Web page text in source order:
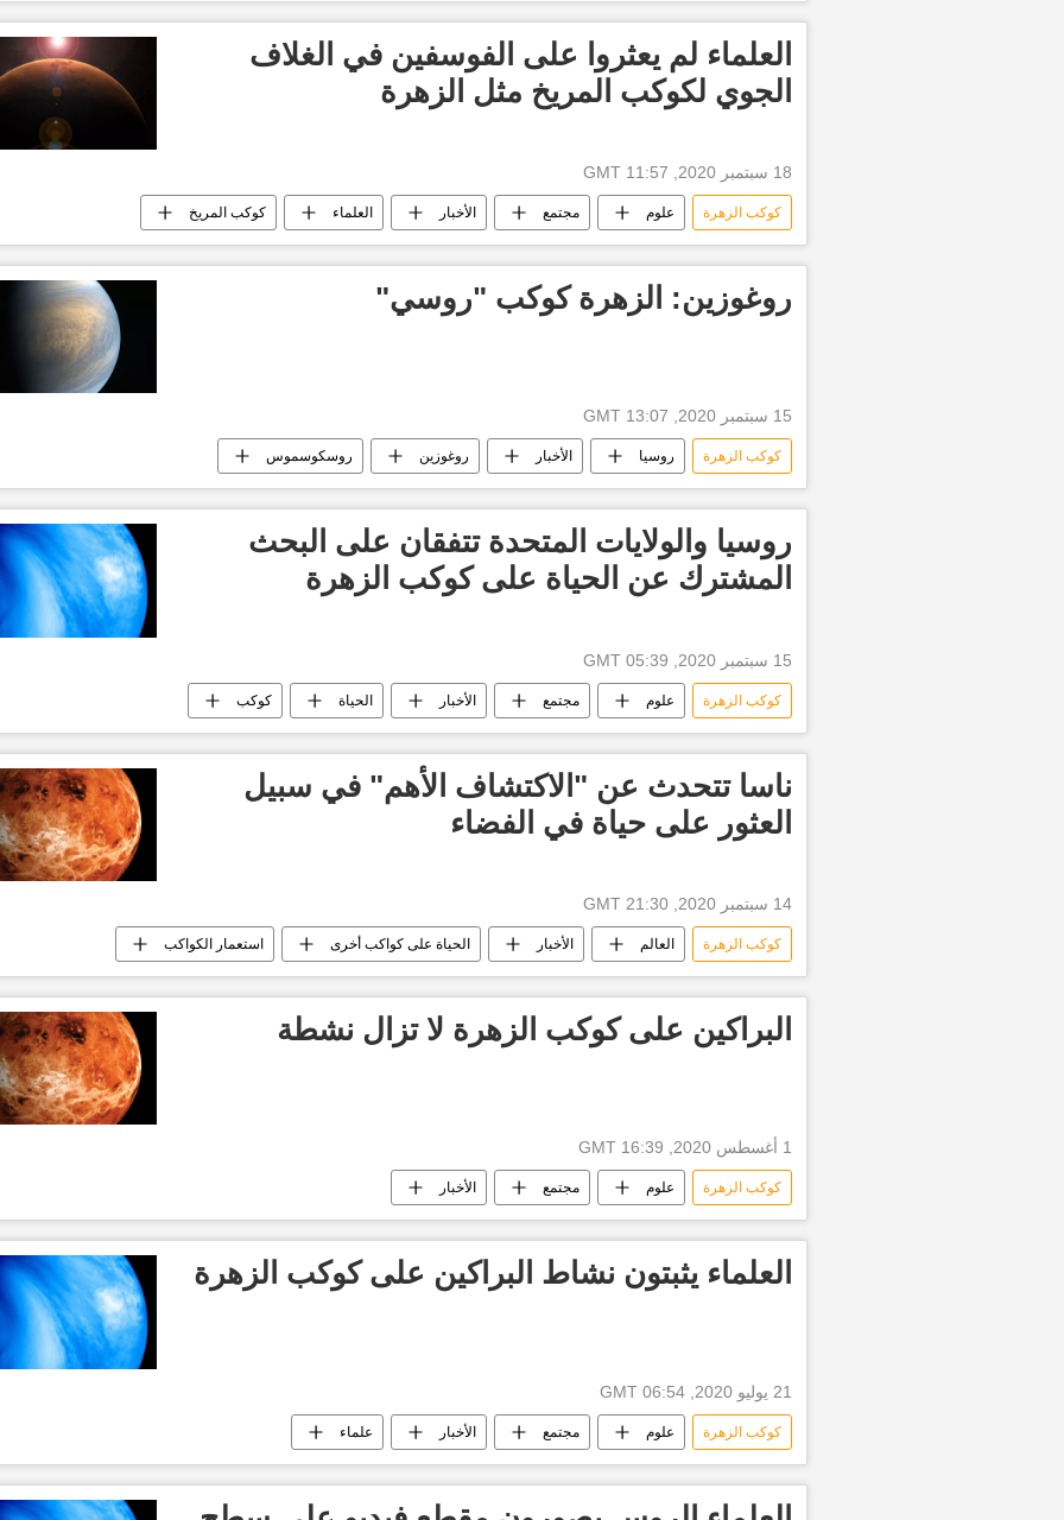
العلماء لم يعثروا على الفوسفين في الغلاف
الجوي لكوكب المريخ مثل الزهرة
18 سبتمبر 2020, 11:57 GMT
كوكب الزهرة علوم مجتمع الأخبار العلماء كوكب المريخ
روغوزين: الزهرة كوكب "روسي"
15 سبتمبر 2020, 13:07 GMT
كوكب الزهرة روسيا الأخبار روغوزين روسكوسموس
روسيا والولايات المتحدة تتفقان على البحث
المشترك عن الحياة على كوكب الزهرة
15 سبتمبر 2020, 05:39 GMT
كوكب الزهرة علوم مجتمع الأخبار الحياة كوكب
ناسا تتحدث عن "الاكتشاف الأهم" في سبيل
العثور على حياة في الفضاء
14 سبتمبر 2020, 21:30 GMT
كوكب الزهرة العالم الأخبار الحياة على كواكب أخرى استعمار الكواكب
البراكين على كوكب الزهرة لا تزال نشطة
1 أغسطس 2020, 16:39 GMT
كوكب الزهرة علوم مجتمع الأخبار
العلماء يثبتون نشاط البراكين على كوكب الزهرة
21 يوليو 2020, 06:54 GMT
كوكب الزهرة علوم مجتمع الأخبار علماء